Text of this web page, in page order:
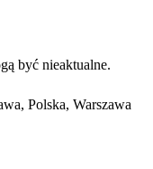
być nieaktualne.
Polska, Warszawa